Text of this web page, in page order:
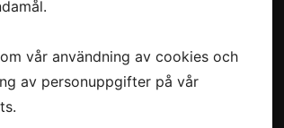
vår användning av cookies och
av personuppgifter på vår